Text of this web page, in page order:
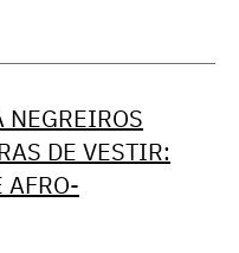
NEGREIROS
DE VESTIR:
AFRO-